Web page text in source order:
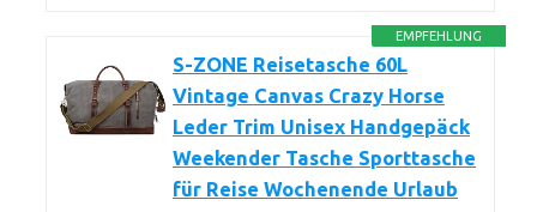
EMPFEHLUNG
S-ZONE Reisetasche 60L
Vintage Canvas Crazy Horse
Leder Trim Unisex Handgepäck
Weekender Tasche Sporttasche
für Reise Wochenende Urlaub